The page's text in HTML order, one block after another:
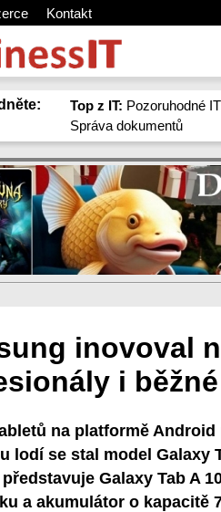
Kontakt
Top z IT: Pozoruhodné
Správa dokumentů
inovoval
i
na platformě
lodí se stal model Galaxy
Galaxy Tab A
a akumulátor o kapacitě